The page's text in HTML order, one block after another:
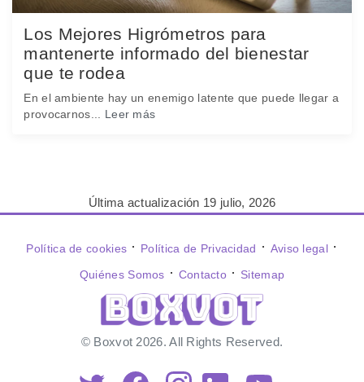
Los Mejores Higrómetros para
mantenerte informado del bienestar
que te rodea
En el ambiente hay un enemigo latente que puede llegar a
provocarnos... Leer más
Última actualización 19 julio, 2026
Política de cookies ⋅ Política de Privacidad ⋅ Aviso legal ⋅
Quiénes Somos ⋅ Contacto ⋅ Sitemap
© Boxvot 2026. All Rights Reserved.